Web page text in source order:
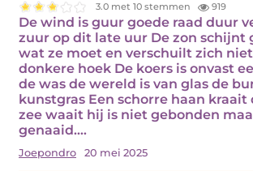
3.0 met 10 stemmen 919
De wind is guur goede raad duur
zuur op dit late uur De zon schijnt
wat ze moet en verschuilt zich
donkere hoek De koers is onvast
de was de wereld is van glas de
kunstgras Een schorre haan kraait
zee waait hij is niet gebonden
genaaid.…
Joepondro 20 mei 2025